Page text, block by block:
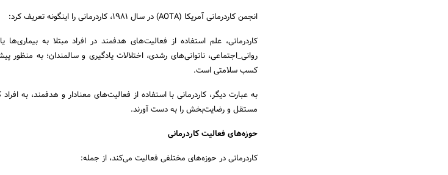
انجمن کاردرمانی آمریکا (AOTA) در سال ۱۹۸۱، کاردرمانی را اینگونه تعریف کرد:
کاردرمانی، علم استفاده از فعالیت‌های هدفمند در افراد مبتلا به
روانی_اجتماعی، ناتوانی‌های رشدی، اختلالات یادگیری و سالمندان؛ به منظور
کسب سلامتی است.
به عبارت دیگر، کاردرمانی با استفاده از فعالیت‌های معنادار و هدفمند، به
مستقل و رضایت‌بخش را به دست آورند.
حوزه‌های فعالیت کاردرمانی
کاردرمانی در حوزه‌های مختلفی فعالیت می‌کند، از جمله: